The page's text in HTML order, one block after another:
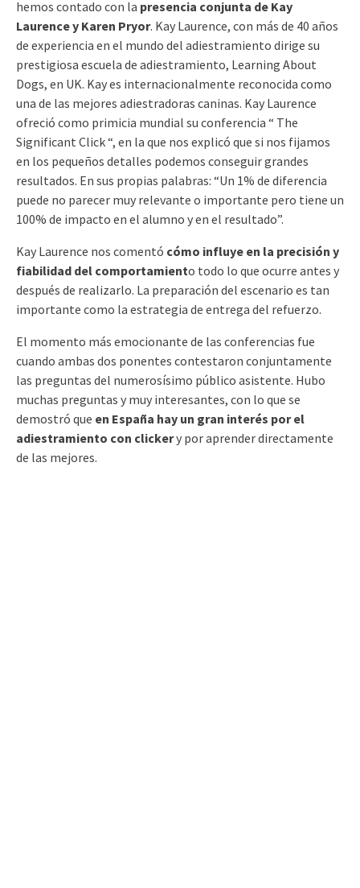
hemos contado con la presencia conjunta de Kay
Laurence y Karen Pryor. Kay Laurence, con más de 40 años
de experiencia en el mundo del adiestramiento dirige su
prestigiosa escuela de adiestramiento, Learning About
Dogs, en UK. Kay es internacionalmente reconocida como
una de las mejores adiestradoras caninas. Kay Laurence
ofreció como primicia mundial su conferencia “ The
Significant Click “, en la que nos explicó que si nos fijamos
en los pequeños detalles podemos conseguir grandes
resultados. En sus propias palabras: “Un 1% de diferencia
puede no parecer muy relevante o importante pero tiene un
100% de impacto en el alumno y en el resultado”.
Kay Laurence nos comentó cómo influye en la precisión y
fiabilidad del comportamiento todo lo que ocurre antes y
después de realizarlo. La preparación del escenario es tan
importante como la estrategia de entrega del refuerzo.
El momento más emocionante de las conferencias fue
cuando ambas dos ponentes contestaron conjuntamente
las preguntas del numerosísimo público asistente. Hubo
muchas preguntas y muy interesantes, con lo que se
demostró que en España hay un gran interés por el
adiestramiento con clickery por aprender directamente
de las mejores.